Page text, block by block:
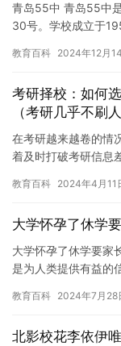
青岛55中 青岛55中
30号。学校成立于
教育百科 2024年12月
考研择校：如何
（考研几乎不刷
在考研越来越卷的情
着及时打破考研信息
保护…
教育百科 2024年4月11
大学怀孕了休学
大学怀孕了休学要家
是为人类提供有益的
的建…
教育百科 2024年7月28
北影校花李依伊